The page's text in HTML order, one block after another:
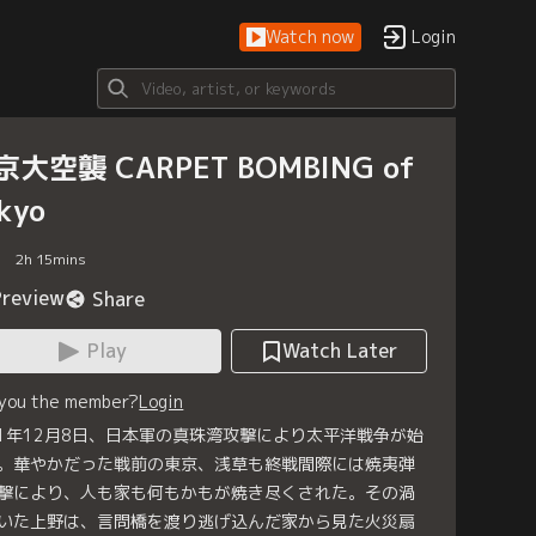
Watch now Login
大空襲 CARPET BOMBING of
2h 15mins
Share
Play
Watch Later
the member?Login
12月8日、日本軍の真珠湾攻撃により太平洋戦争が始
華やかだった戦前の東京、浅草も終戦間際には焼夷弾
により、人も家も何もかもが焼き尽くされた。その渦
た上野は、言問橋を渡り逃げ込んだ家から見た火災扇